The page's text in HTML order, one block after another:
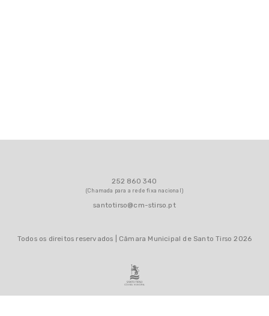
252 860 340
(Chamada para a rede fixa nacional)
santotirso@cm-stirso.pt
Todos os direitos reservados | Câmara Municipal de Santo Tirso 2026